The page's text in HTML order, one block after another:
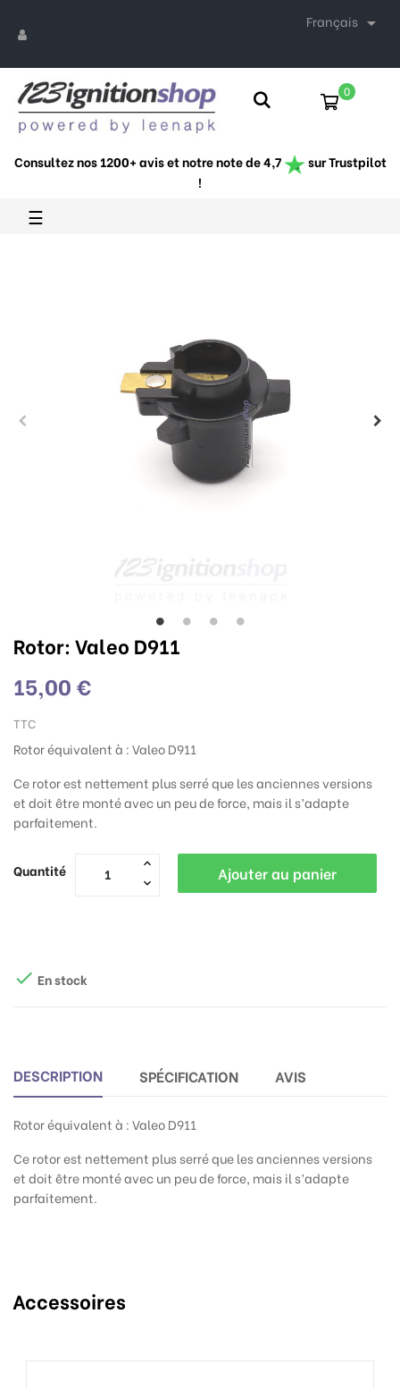
Français 
0
Consultez nos 1200+ avis et notre note de 4,7
sur Trustpilot
!
Basculer
la
☰
Rotor: Valeo D911
15,00 €
TTC
Rotor équivalent à : Valeo D911
Ce rotor est nettement plus serré que les anciennes versions
et doit être monté avec un peu de force, mais il s’adapte
parfaitement.
Quantité Ajouter au panier
 En stock
DESCRIPTION SPÉCIFICATION AVIS
Rotor équivalent à : Valeo D911
Ce rotor est nettement plus serré que les anciennes versions
et doit être monté avec un peu de force, mais il s’adapte
parfaitement.
Accessoires